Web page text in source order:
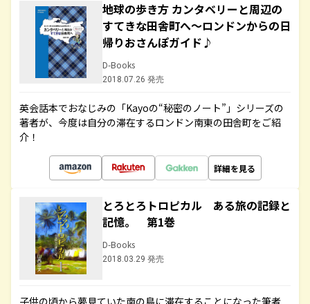
地球の歩き方 カンタベリーと周辺の
すてきな田舎町へ～ロンドンからの日
帰りおさんぽガイド♪
D-Books
2018.07.26 発売
英会話本でおなじみの「Kayoの“秘密のノート”」シリーズの
著者が、今度は自分の滞在するロンドン南東の田舎町をご紹
介！
詳細を見る
とろとろトロピカル ある旅の記録と
記憶。 第1巻
D-Books
2018.03.29 発売
子供の頃から夢見ていた南の島に滞在することになった筆者